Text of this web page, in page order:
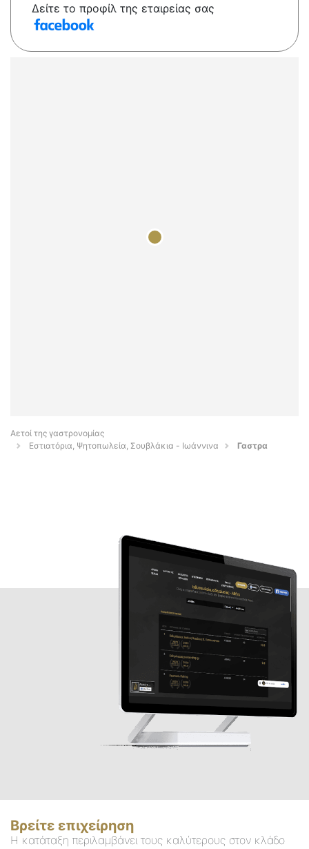
Δείτε το προφίλ της εταιρείας σας
Αετοί της γαστρονομίας
Εστιατόρια, Ψητοπωλεία, Σουβλάκια - Ιωάννινα
Γαστρα
Βρείτε επιχείρηση
Η κατάταξη περιλαμβάνει τους καλύτερους στον κλάδο